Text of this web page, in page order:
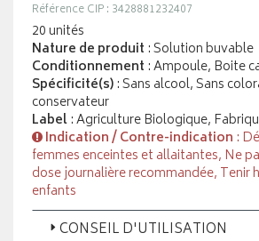
Référence CIP : 3428881232407
20 unités
Nature de produit : Solution buvable
Conditionnement : Ampoule, Boite
Spécificité(s): Sans alcool, Sans
conservateur
Label: Agriculture Biologique,
Indication / Contre-indication :
femmes enceintes et allaitantes, Ne
dose journalière recommandée, Tenir
enfants
CONSEIL D'UTILISATION